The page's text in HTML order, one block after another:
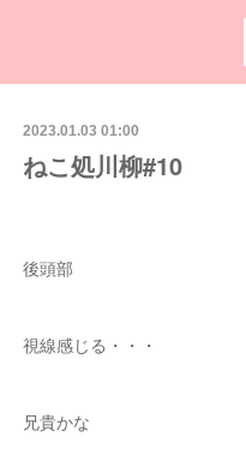
2023.01.03 01:00
ねこ処川柳#10
後頭部
視線感じる・・・
兄貴かな